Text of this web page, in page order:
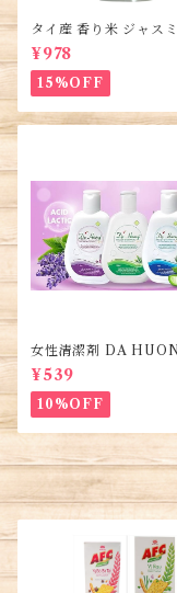
タイ産 香り米 ジャス
ス450g (2袋)・Thai
Rice・Gao Thai
¥978
15%OFF
女性清潔剤 DA
ml 1本・Women's
r・Dung dịch vệ sinh
ữ
¥539
10%OFF